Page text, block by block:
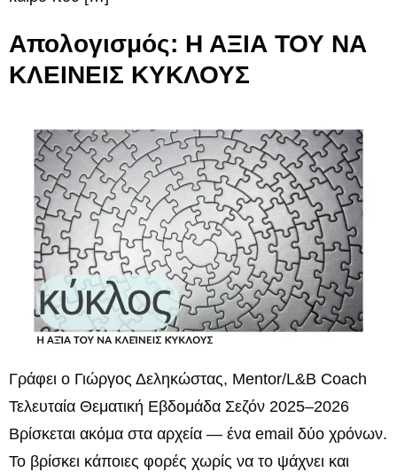
Απολογισμός: Η ΑΞΙΑ ΤΟΥ ΝΑ
ΚΛΕΙΝΕΙΣ ΚΥΚΛΟΥΣ
Γράφει ο Γιώργος Δεληκώστας, Mentor/L&B Coach
Τελευταία Θεματική Εβδομάδα Σεζόν 2025–2026
Βρίσκεται ακόμα στα αρχεία — ένα email δύο χρόνων.
Το βρίσκει κάποιες φορές χωρίς να το ψάχνει και